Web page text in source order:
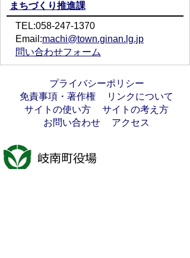
まちづくり推進課
TEL:058-247-1370
Email:machi@town.ginan.lg.jp
問い合わせフォーム
プライバシーポリシー
免責事項・著作権
リンクについて
サイトの使い方
サイトの考え方
お問い合わせ
アクセス